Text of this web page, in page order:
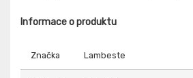
Informace o produktu
Značka Lambeste